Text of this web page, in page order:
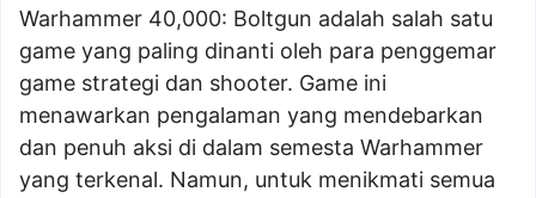
Warhammer 40,000: Boltgun adalah salah satu
game yang paling dinanti oleh para penggemar
game strategi dan shooter. Game ini
menawarkan pengalaman yang mendebarkan
dan penuh aksi di dalam semesta Warhammer
yang terkenal. Namun, untuk menikmati semua